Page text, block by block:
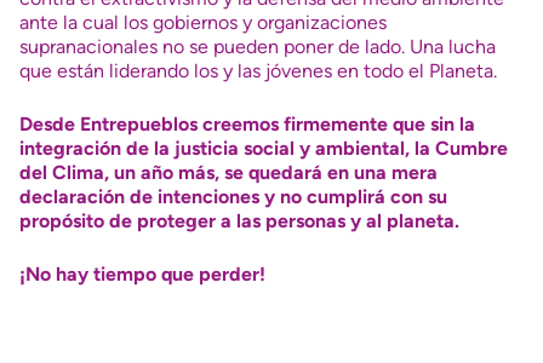
ante la cual los gobiernos y organizaciones
supranacionales no se pueden poner de lado. Una lucha
que están liderando los y las jóvenes en todo el Planeta.
Desde Entrepueblos creemos firmemente que sin la
integración de la justicia social y ambiental, la Cumbre
del Clima, un año más, se quedará en una mera
declaración de intenciones y no cumplirá con su
propósito de proteger a las personas y al planeta.
¡No hay tiempo que perder!